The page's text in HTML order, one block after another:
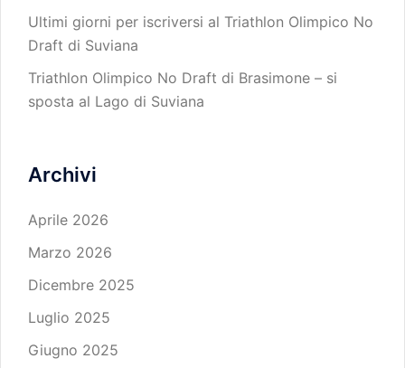
Ultimi giorni per iscriversi al Triathlon Olimpico No
Draft di Suviana
Triathlon Olimpico No Draft di Brasimone – si
sposta al Lago di Suviana
Archivi
Aprile 2026
Marzo 2026
Dicembre 2025
Luglio 2025
Giugno 2025